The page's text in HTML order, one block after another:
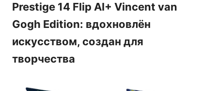
Prestige 14 Flip AI+ Vincent van
Gogh Edition: вдохновлён
искусством, создан для
творчества